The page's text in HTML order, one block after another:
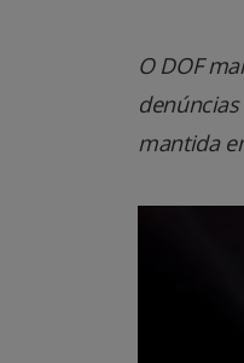
O DOF
mantida